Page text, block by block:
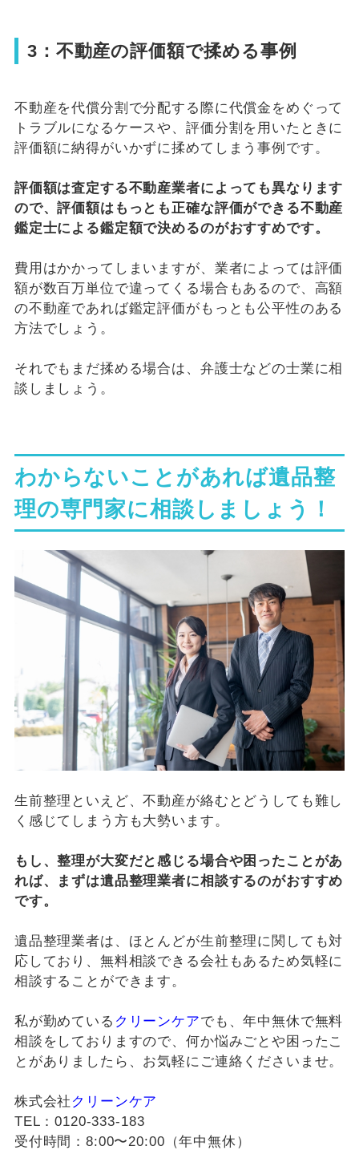
3：不動産の評価額で揉める事例
不動産を代償分割で分配する際に代償金をめぐって
トラブルになるケースや、評価分割を用いたときに
評価額に納得がいかずに揉めてしまう事例です。
評価額は査定する不動産業者によっても異なります
ので、評価額はもっとも正確な評価ができる不動産
鑑定士による鑑定額で決めるのがおすすめです。
費用はかかってしまいますが、業者によっては評価
額が数百万単位で違ってくる場合もあるので、高額
の不動産であれば鑑定評価がもっとも公平性のある
方法でしょう。
それでもまだ揉める場合は、弁護士などの士業に相
談しましょう。
わからないことがあれば遺品整
理の専門家に相談しましょう！
生前整理といえど、不動産が絡むとどうしても難し
く感じてしまう方も大勢います。
もし、整理が大変だと感じる場合や困ったことがあ
れば、まずは遺品整理業者に相談するのがおすすめ
です。
遺品整理業者は、ほとんどが生前整理に関しても対
応しており、無料相談できる会社もあるため気軽に
相談することができます。
私が勤めている クリーンケアでも、年中無休で無料
相談をしておりますので、何か悩みごとや困ったこ
とがありましたら、お気軽にご連絡くださいませ。
株式会社 クリーンケア
TEL：0120-333-183
受付時間：8:00〜20:00（年中無休）